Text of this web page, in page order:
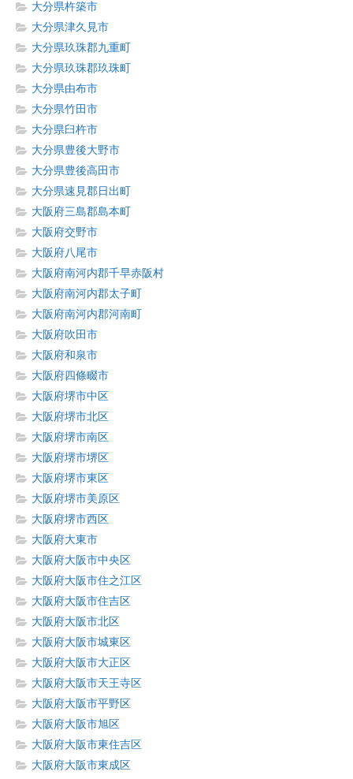
大分県杵築市
大分県津久見市
大分県玖珠郡九重町
大分県玖珠郡玖珠町
大分県由布市
大分県竹田市
大分県臼杵市
大分県豊後大野市
大分県豊後高田市
大分県速見郡日出町
大阪府三島郡島本町
大阪府交野市
大阪府八尾市
大阪府南河内郡千早赤阪村
大阪府南河内郡太子町
大阪府南河内郡河南町
大阪府吹田市
大阪府和泉市
大阪府四條畷市
大阪府堺市中区
大阪府堺市北区
大阪府堺市南区
大阪府堺市堺区
大阪府堺市東区
大阪府堺市美原区
大阪府堺市西区
大阪府大東市
大阪府大阪市中央区
大阪府大阪市住之江区
大阪府大阪市住吉区
大阪府大阪市北区
大阪府大阪市城東区
大阪府大阪市大正区
大阪府大阪市天王寺区
大阪府大阪市平野区
大阪府大阪市旭区
大阪府大阪市東住吉区
大阪府大阪市東成区